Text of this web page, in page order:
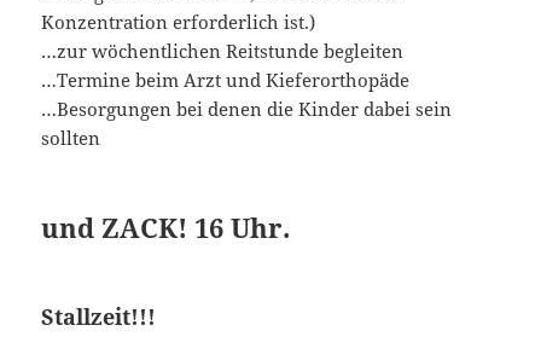
Konzentration erforderlich ist.)
…zur wöchentlichen Reitstunde begleiten
…Termine beim Arzt und Kieferorthopäde
…Besorgungen bei denen die Kinder dabei sein
sollten
und ZACK! 16 Uhr.
Stallzeit!!!